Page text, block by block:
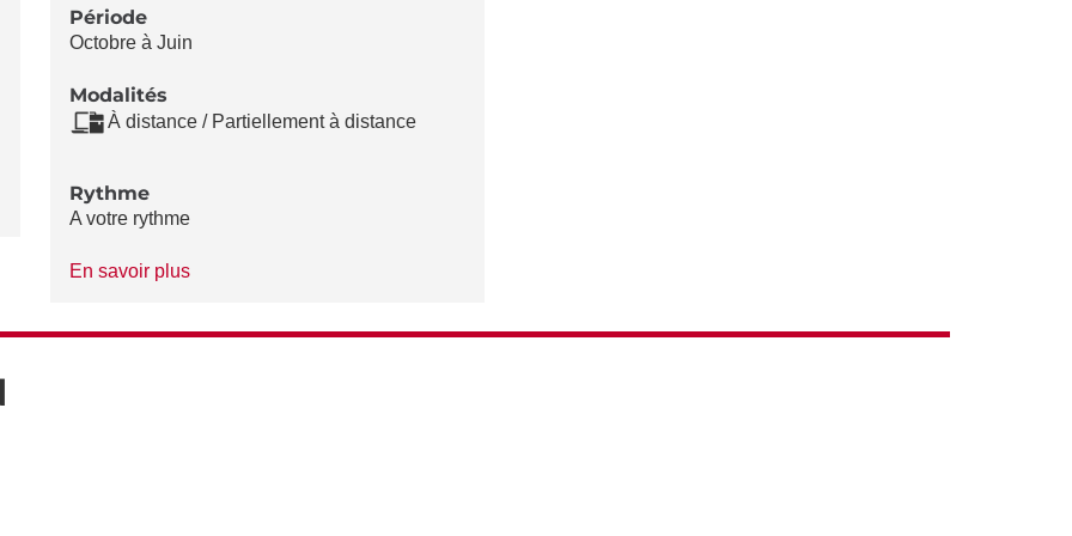
Période
Octobre à Juin
Modalités
À distance / Partiellement à distance
Rythme
A votre rythme
En savoir plusà
Rythme